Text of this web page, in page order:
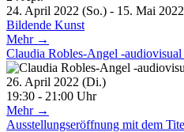
24. April 2022 (So.) - 15. Mai
Bildende Kunst
Mehr →
Claudia Robles-Angel -
26. April 2022 (Di.)
19:30 - 21:00 Uhr
Mehr →
Ausstellungseröffnung mit dem